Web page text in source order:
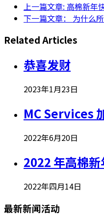
上一篇文章: 高棉新年
下一篇文章： 为什么
Related Articles
恭喜发财
2023年1月23日
MC Services
2022年6月20日
2022 年高棉
2022年四月14日
最新新闻活动